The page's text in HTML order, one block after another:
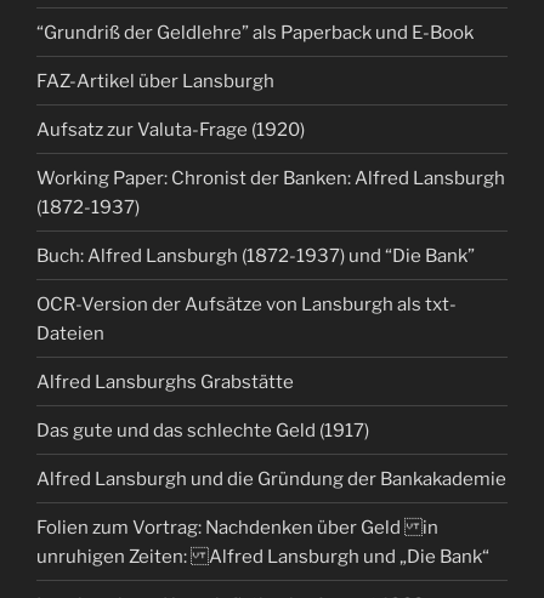
“Grundriß der Geldlehre” als Paperback und E-Book
FAZ-Artikel über Lansburgh
Aufsatz zur Valuta-Frage (1920)
Working Paper: Chronist der Banken: Alfred Lansburgh
(1872-1937)
Buch: Alfred Lansburgh (1872-1937) und “Die Bank”
OCR-Version der Aufsätze von Lansburgh als txt-
Dateien
Alfred Lansburghs Grabstätte
Das gute und das schlechte Geld (1917)
Alfred Lansburgh und die Gründung der Bankakademie
Folien zum Vortrag: Nachdenken über Geld in
unruhigen Zeiten: Alfred Lansburgh und „Die Bank“